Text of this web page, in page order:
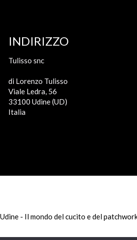
INDIRIZZO
Tulisso snc
di Lorenzo Tulisso
Viale Ledra, 56
33100 Udine (UD)
Italia
- Il mondo del cucito e del